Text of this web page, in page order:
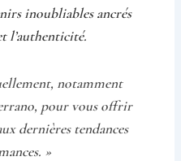
inoubliables ancrés
l’authenticité.
notamment
pour vous offrir
dernières tendances
»